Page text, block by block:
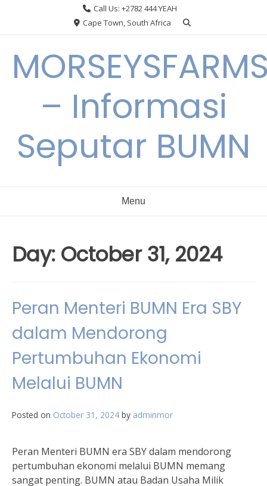
Call Us: +2782 444 YEAH
Cape Town, South Africa
– Informasi
Seputar BUMN
Menu
Day: October 31, 2024
Peran Menteri BUMN Era SBY
dalam Mendorong
Pertumbuhan Ekonomi
Melalui BUMN
Posted on October 31, 2024 by adminmor
Peran Menteri BUMN era SBY dalam mendorong
pertumbuhan ekonomi melalui BUMN memang
sangat penting. BUMN atau Badan Usaha Milik